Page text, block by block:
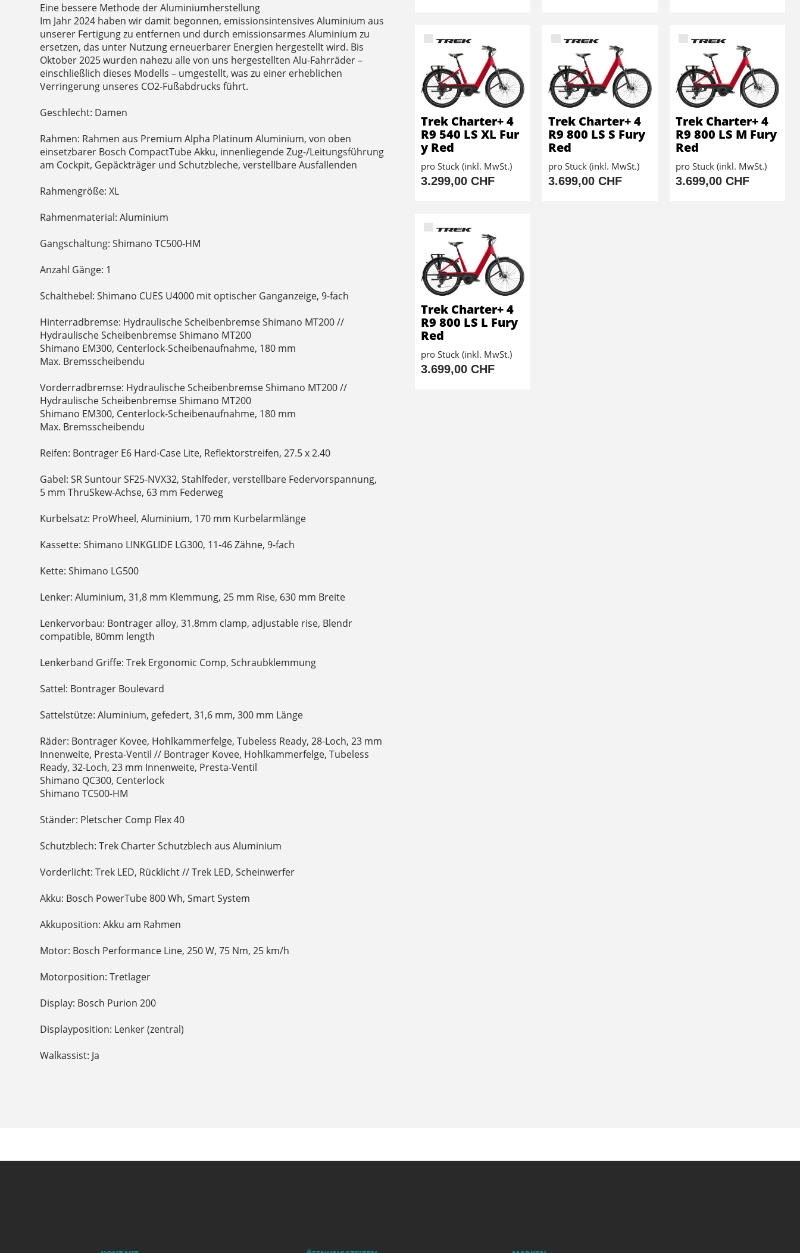
Eine bessere Methode der Aluminiumherstellung
Im Jahr 2024 haben wir damit begonnen, emissionsintensives Aluminium aus
unserer Fertigung zu entfernen und durch emissionsarmes Aluminium zu
ersetzen, das unter Nutzung erneuerbarer Energien hergestellt wird. Bis
Oktober 2025 wurden nahezu alle von uns hergestellten Alu-Fahrräder –
einschließlich dieses Modells – umgestellt, was zu einer erheblichen
Verringerung unseres CO2-Fußabdrucks führt.
Geschlecht: Damen
Rahmen: Rahmen aus Premium Alpha Platinum Aluminium, von oben
einsetzbarer Bosch CompactTube Akku, innenliegende Zug-/Leitungsführung
am Cockpit, Gepäckträger und Schutzbleche, verstellbare Ausfallenden
Rahmengröße: XL
Rahmenmaterial: Aluminium
Gangschaltung: Shimano TC500-HM
Anzahl Gänge: 1
Schalthebel: Shimano CUES U4000 mit optischer Ganganzeige, 9-fach
Hinterradbremse: Hydraulische Scheibenbremse Shimano MT200 //
Hydraulische Scheibenbremse Shimano MT200
Shimano EM300, Centerlock-Scheibenaufnahme, 180 mm
Max. Bremsscheibendu
Vorderradbremse: Hydraulische Scheibenbremse Shimano MT200 //
Hydraulische Scheibenbremse Shimano MT200
Shimano EM300, Centerlock-Scheibenaufnahme, 180 mm
Max. Bremsscheibendu
Reifen: Bontrager E6 Hard-Case Lite, Reflektorstreifen, 27.5 x 2.40
Gabel: SR Suntour SF25-NVX32, Stahlfeder, verstellbare Federvorspannung,
5 mm ThruSkew-Achse, 63 mm Federweg
Kurbelsatz: ProWheel, Aluminium, 170 mm Kurbelarmlänge
Kassette: Shimano LINKGLIDE LG300, 11-46 Zähne, 9-fach
Kette: Shimano LG500
Lenker: Aluminium, 31,8 mm Klemmung, 25 mm Rise, 630 mm Breite
Lenkervorbau: Bontrager alloy, 31.8mm clamp, adjustable rise, Blendr
compatible, 80mm length
Lenkerband Griffe: Trek Ergonomic Comp, Schraubklemmung
Sattel: Bontrager Boulevard
Sattelstütze: Aluminium, gefedert, 31,6 mm, 300 mm Länge
Räder: Bontrager Kovee, Hohlkammerfelge, Tubeless Ready, 28-Loch, 23 mm
Innenweite, Presta-Ventil // Bontrager Kovee, Hohlkammerfelge, Tubeless
Ready, 32-Loch, 23 mm Innenweite, Presta-Ventil
Shimano QC300, Centerlock
Shimano TC500-HM
Ständer: Pletscher Comp Flex 40
Schutzblech: Trek Charter Schutzblech aus Aluminium
Vorderlicht: Trek LED, Rücklicht // Trek LED, Scheinwerfer
Akku: Bosch PowerTube 800 Wh, Smart System
Akkuposition: Akku am Rahmen
Motor: Bosch Performance Line, 250 W, 75 Nm, 25 km/h
Motorposition: Tretlager
Display: Bosch Purion 200
Displayposition: Lenker (zentral)
Walkassist: Ja
Trek Charter+ 4
R9 540 LS XL Fur
y Red
pro Stück (inkl. MwSt.)
3.299,00 CHF
Trek Charter+ 4
R9 800 LS S Fury
Red
pro Stück (inkl. MwSt.)
3.699,00 CHF
Trek Charter+ 4
R9 800 LS M Fury
Red
pro Stück (inkl. MwSt.)
3.699,00 CHF
Trek Charter+ 4
R9 800 LS L Fury
Red
pro Stück (inkl. MwSt.)
3.699,00 CHF